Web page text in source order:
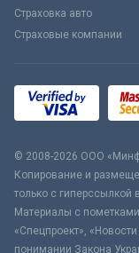
Страховка авто
Страховые компании
© 2008-2026 ООО
Копирование и
только с гиперссылкой
Материалы с пометками
«Спецпроект»,
понимании Закона